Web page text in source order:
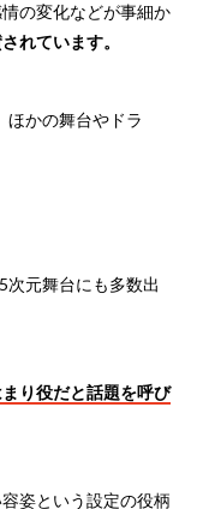
の変化などが事細か
れています。
ほかの舞台やドラ
次元舞台にも多数出
り役だと話題を呼び
姿という設定の役柄